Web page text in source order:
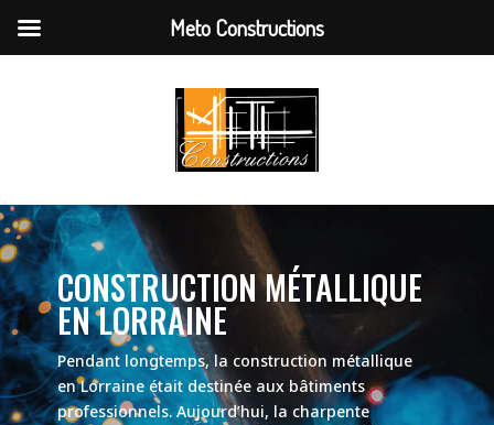
CONSTRUCTION MÉTALLIQUE
EN LORRAINE
Pendant longtemps, la construction métallique
en Lorraine était destinée aux bâtiments
professionnels. Aujourd’hui, la charpente
Meto Constructions